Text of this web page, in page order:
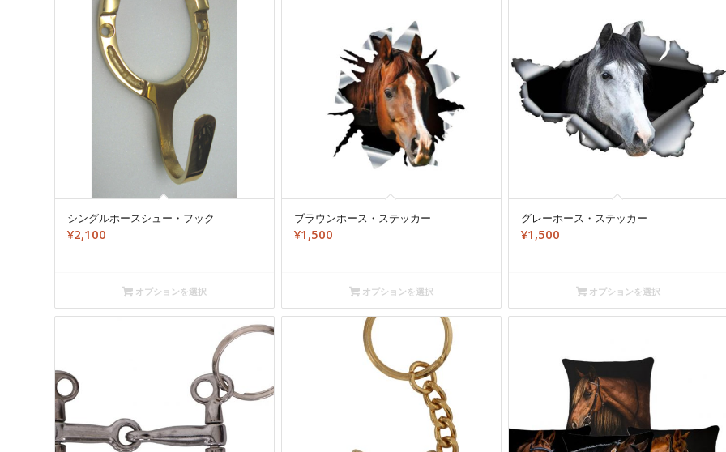
シングルホースシュー・フック
¥2,100
オプションを選択
ブラウンホース・ステッカー
¥1,500
オプションを選択
グレーホース・ステッカー
¥1,500
オプションを選択